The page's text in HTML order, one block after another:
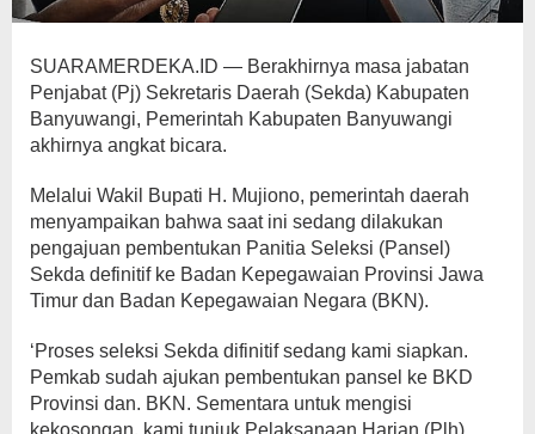
SUARAMERDEKA.ID — Berakhirnya masa jabatan
Penjabat (Pj) Sekretaris Daerah (Sekda) Kabupaten
Banyuwangi, Pemerintah Kabupaten Banyuwangi
akhirnya angkat bicara.
Melalui Wakil Bupati H. Mujiono, pemerintah daerah
menyampaikan bahwa saat ini sedang dilakukan
pengajuan pembentukan Panitia Seleksi (Pansel)
Sekda definitif ke Badan Kepegawaian Provinsi Jawa
Timur dan Badan Kepegawaian Negara (BKN).
‘Proses seleksi Sekda difinitif sedang kami siapkan.
Pemkab sudah ajukan pembentukan pansel ke BKD
Provinsi dan. BKN. Sementara untuk mengisi
kekosongan, kami tunjuk Pelaksanaan Harian (Plh)